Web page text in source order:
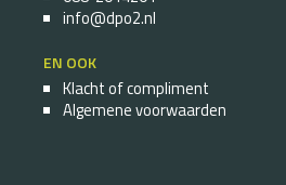
info@dpo2.nl
EN OOK
Klacht of compliment
Algemene voorwaarden